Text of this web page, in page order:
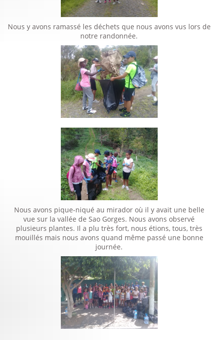
Nous y avons ramassé les déchets que nous avons vus lors de
notre randonnée.
Nous avons pique-niqué au mirador où il y avait une belle
vue sur la vallée de Sao Gorges. Nous avons observé
plusieurs plantes. Il a plu très fort, nous étions, tous, très
mouillés mais nous avons quand même passé une bonne
journée.